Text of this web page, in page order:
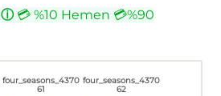
ⓘ💳 %10 Hemen 💳%90
four_seasons_4370
61
four_seasons_4370
62